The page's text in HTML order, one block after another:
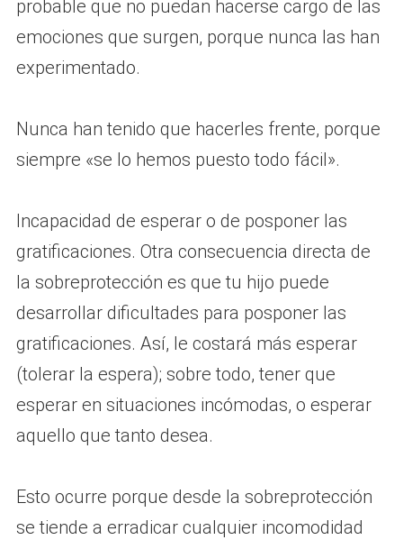
probable que no puedan hacerse cargo de las
emociones que surgen, porque nunca las han
experimentado.
Nunca han tenido que hacerles frente, porque
siempre «se lo hemos puesto todo fácil».
Incapacidad de esperar o de posponer las
gratificaciones. Otra consecuencia directa de
la sobreprotección es que tu hijo puede
desarrollar dificultades para posponer las
gratificaciones. Así, le costará más esperar
(tolerar la espera); sobre todo, tener que
esperar en situaciones incómodas, o esperar
aquello que tanto desea.
Esto ocurre porque desde la sobreprotección
se tiende a erradicar cualquier incomodidad